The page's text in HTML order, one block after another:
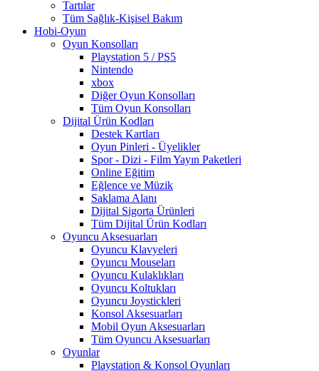
Tartılar
Tüm Sağlık-Kişisel Bakım
Hobi-Oyun
Oyun Konsolları
Playstation 5 / PS5
Nintendo
xbox
Diğer Oyun Konsolları
Tüm Oyun Konsolları
Dijital Ürün Kodları
Destek Kartları
Oyun Pinleri - Üyelikler
Spor - Dizi - Film Yayın Paketleri
Online Eğitim
Eğlence ve Müzik
Saklama Alanı
Dijital Sigorta Ürünleri
Tüm Dijital Ürün Kodları
Oyuncu Aksesuarları
Oyuncu Klavyeleri
Oyuncu Mouseları
Oyuncu Kulaklıkları
Oyuncu Koltukları
Oyuncu Joystickleri
Konsol Aksesuarları
Mobil Oyun Aksesuarları
Tüm Oyuncu Aksesuarları
Oyunlar
Playstation & Konsol Oyunları